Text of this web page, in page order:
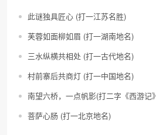
此谜独具匠心 (打一江苏名胜)
芙蓉如面柳如眉 (打一湖南地名)
三水纵横共相处 (打一古代地名)
村前寨后共商灯 (打一中国地名)
南望六桥，一点帆影(打二字《西游记
菩萨心肠 (打一北京地名)